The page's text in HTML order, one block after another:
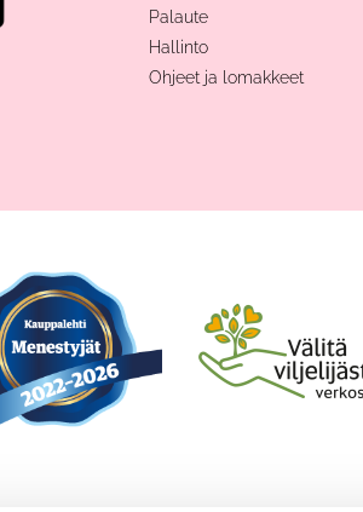
Palaute
Hallinto
Ohjeet ja lomakkeet